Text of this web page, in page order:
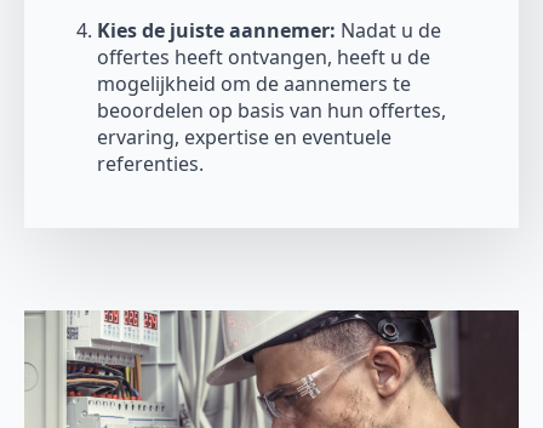
Kies de juiste aannemer: Nadat u de
offertes heeft ontvangen, heeft u de
mogelijkheid om de aannemers te
beoordelen op basis van hun offertes,
ervaring, expertise en eventuele
referenties.